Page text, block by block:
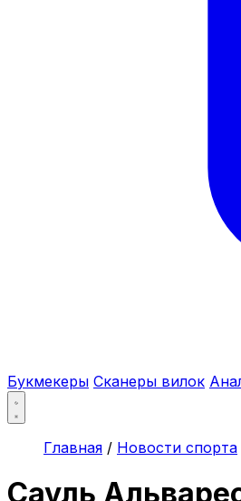
Букмекеры Сканеры вилок
Главная / Новости спорта
Сауль